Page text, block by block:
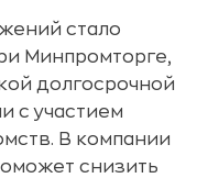
стало
Минпромторге,
долгосрочной
с участием
В компании
снизить